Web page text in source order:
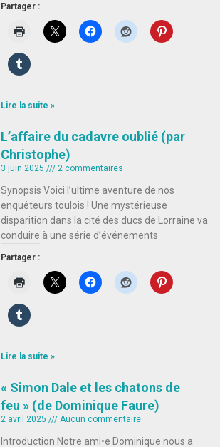
Partager :
Lire la suite »
L’affaire du cadavre oublié (par
Christophe)
3 juin 2025 2 commentaires
Synopsis Voici l’ultime aventure de nos
enquêteurs toulois ! Une mystérieuse
disparition dans la cité des ducs de Lorraine va
conduire à une série d’événements
Partager :
Lire la suite »
« Simon Dale et les chatons de
feu » (de Dominique Faure)
2 avril 2025 Aucun commentaire
Introduction Notre ami•e Dominique nous a